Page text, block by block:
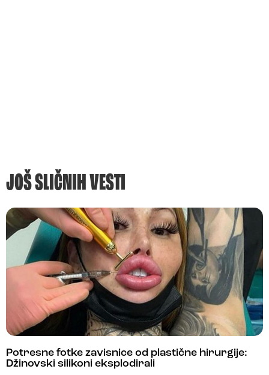
JOŠ SLIČNIH VESTI
Potresne fotke zavisnice od plastične hirurgije:
Džinovski silikoni eksplodirali